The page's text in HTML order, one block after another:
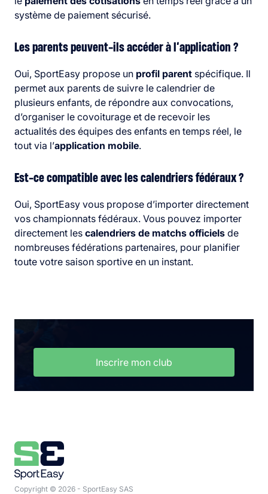
système de paiement sécurisé.
Les parents peuvent-ils accéder à l’application ?
Oui, SportEasy propose un profil parent spécifique. Il
permet aux parents de suivre le calendrier de
plusieurs enfants, de répondre aux convocations,
d’organiser le covoiturage et de recevoir les
actualités des équipes des enfants en temps réel, le
tout via l’application mobile.
Est-ce compatible avec les calendriers fédéraux ?
Oui, SportEasy vous propose d’importer directement
vos championnats fédéraux. Vous pouvez importer
directement les calendriers de matchs officiels de
nombreuses fédérations partenaires, pour planifier
toute votre saison sportive en un instant.
Inscrire mon club
Copyright © 2026 - SportEasy SAS